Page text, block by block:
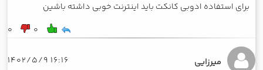
برای استفاده ادوبی کانکت باید اینترنت خوبی داشته باشین
0
0
میرزایی 16:16 1402/5/9